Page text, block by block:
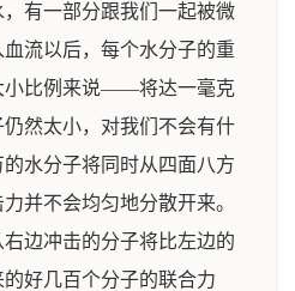
有一部分跟我们一起被微
流以后，每个水分子的重
比例来说——将达一毫克
然太小，对我们不会有什
水分子将同时从四面八方
并不会均匀地分散开来。
边冲击的分子将比左边的
好几百个分子的联合力